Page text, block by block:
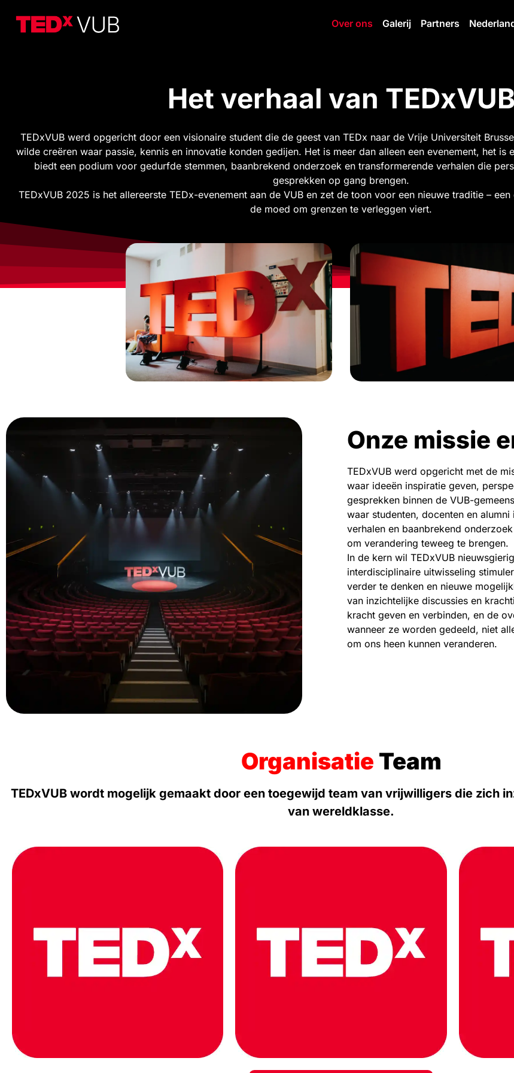
Over ons Galerij Partners
Het verhaal van TEDxVUB
TEDxVUB werd opgericht door een visionaire student die de geest van TEDx naar de Vrije Universiteit
wilde creëren waar passie, kennis en innovatie konden gedijen. Het is meer dan alleen een evenement, het is
biedt een podium voor gedurfde stemmen, baanbrekend onderzoek en transformerende verhalen die
gesprekken op gang brengen.
TEDxVUB 2025 is het allereerste TEDx-evenement aan de VUB en zet de toon voor een nieuwe traditie –
de moed om grenzen te verleggen viert.
Onze missie
TEDxVUB werd opgericht met de
waar ideeën inspiratie geven,
gesprekken binnen de VUB-
waar studenten, docenten en
verhalen en baanbrekend
om verandering teweeg te brengen.
In de kern wil TEDxVUB
interdisciplinaire uitwisseling
verder te denken en nieuwe
van inzichtelijke discussies en
kracht geven en verbinden, en de
wanneer ze worden gedeeld, niet
om ons heen kunnen veranderen.
Organisatie Team
TEDxVUB wordt mogelijk gemaakt door een toegewijd team van vrijwilligers die zich
van wereldklasse.